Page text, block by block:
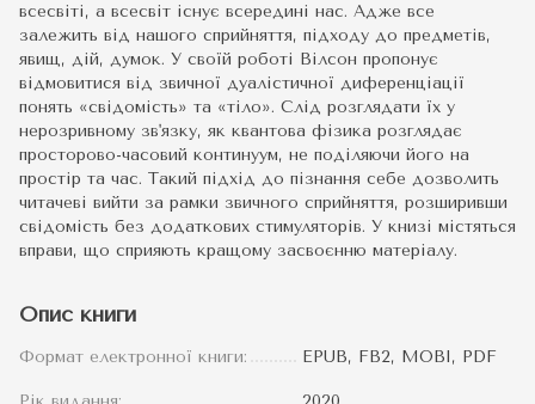
всесвіті, а всесвіт існує всередині нас. Адже все
залежить від нашого сприйняття, підходу до предметів,
явищ, дій, думок. У своїй роботі Вілсон пропонує
відмовитися від звичної дуалістичної диференціації
понять «свідомість» та «тіло». Слід розглядати їх у
нерозривному зв'язку, як квантова фізика розглядає
просторово-часовий континуум, не поділяючи його на
простір та час. Такий підхід до пізнання себе дозволить
читачеві вийти за рамки звичного сприйняття, розширивши
свідомість без додаткових стимуляторів. У книзі містяться
вправи, що сприяють кращому засвоєнню матеріалу.
Опис книги
Формат електронної книги: EPUB, FB2, MOBI, PDF